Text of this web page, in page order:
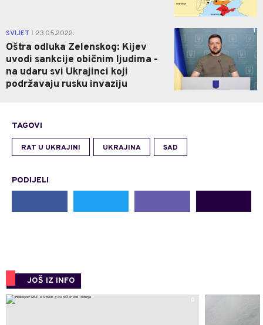
SVIJET 23.05.2022.
Oštra odluka Zelenskog: Kijev
uvodi sankcije običnim ljudima -
na udaru svi Ukrajinci koji
podržavaju rusku invaziju
1
TAGOVI
RAT U UKRAJINI UKRAJINA SAD
PODIJELI
JOŠ IZ INFO
0